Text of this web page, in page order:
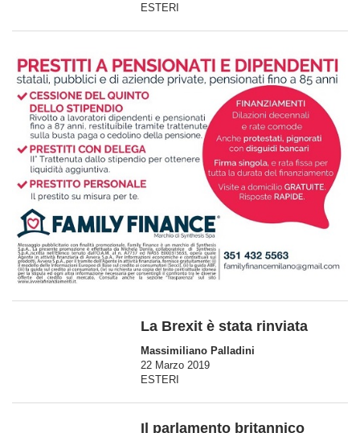
ESTERI
La Brexit è stata rinviata
Massimiliano Palladini
22 Marzo 2019
ESTERI
Il parlamento britannico